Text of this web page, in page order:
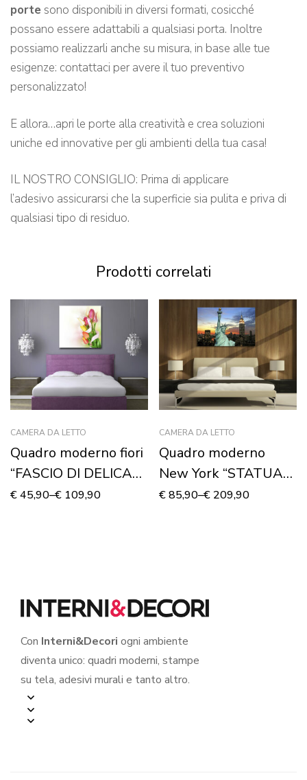
porte sono disponibili in diversi formati, cosicché
possano essere adattabili a qualsiasi porta. Inoltre
possiamo realizzarli anche su misura, in base alle tue
esigenze: contattaci per avere il tuo preventivo
personalizzato!
E allora…apri le porte alla creatività e crea soluzioni
uniche ed innovative per gli ambienti della tua casa!
IL NOSTRO CONSIGLIO: Prima di applicare
l’adesivo assicurarsi che la superficie sia pulita e priva di
qualsiasi tipo di residuo.
Prodotti correlati
CAMERA DA LETTO
Quadro moderno fiori
“FASCIO DI DELICATI
TULIPANI”
€45,90–€ 109,90
CAMERA DA LETTO
Quadro moderno
New York “STATUA
DELLA LIBERTÀ AL
€85,90–€ 209,90
Con Interni&Decori ogni ambiente
diventa unico: quadri moderni, stampe
su tela, adesivi murali e tanto altro.